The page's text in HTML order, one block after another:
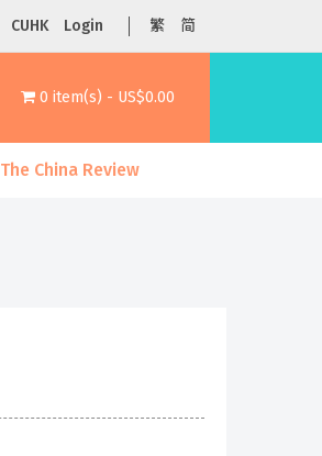
CUHK Login 繁 简
0 item(s) - US$0.00
The China Review